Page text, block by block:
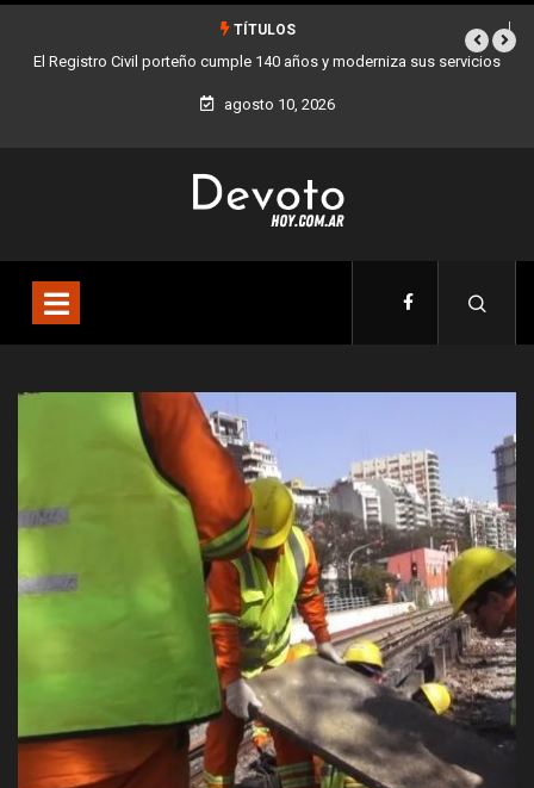
TÍTULOS
servicios Buenos Aires sumó 12 nuevos Bares Notables y ya son 90 en
la Ciudad
agosto 10, 2026